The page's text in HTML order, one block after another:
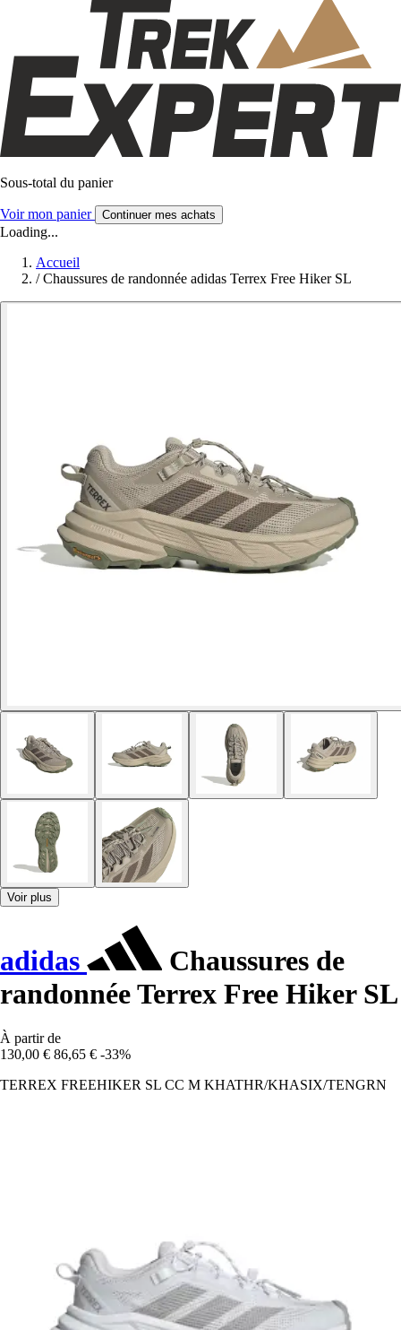
Sous-total du panier
Voir mon panier Continuer mes achats
Loading...
Accueil
/ Chaussures de randonnée adidas Terrex Free Hiker SL
Voir plus
adidas
Chaussures de
randonnée Terrex Free Hiker SL
À partir de
130,00 € 86,65 € -33%
TERREX FREEHIKER SL CC M KHATHR/KHASIX/TENGRN